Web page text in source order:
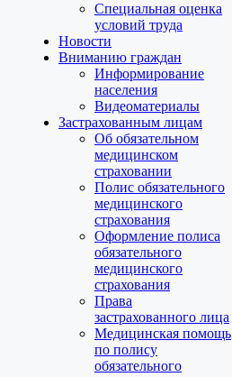
Специальная оценка
условий труда
Новости
Вниманию граждан
Информирование
населения
Видеоматериалы
Застрахованным лицам
Об обязательном
медицинском
страховании
Полис обязательного
медицинского
страхования
Оформление полиса
обязательного
медицинского
страхования
Права
застрахованного лица
Медицинская помощь
по полису
обязательного